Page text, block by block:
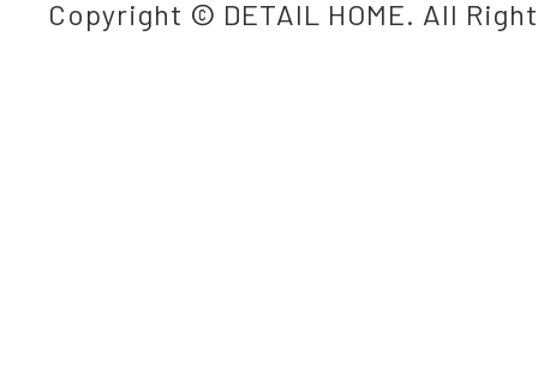
Copyright © DETAIL HOME. All